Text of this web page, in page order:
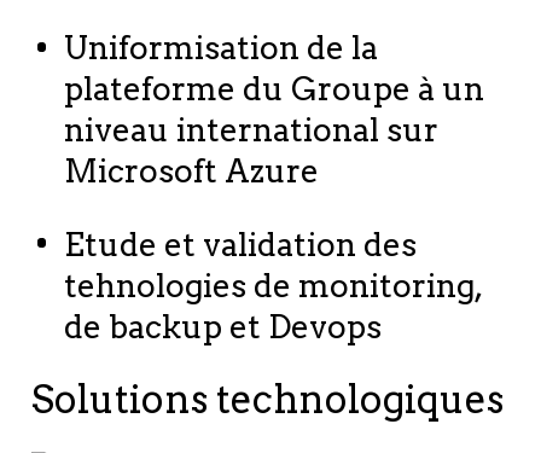
Uniformisation de la
plateforme du Groupe à un
niveau international sur
Microsoft Azure
Etude et validation des
tehnologies de monitoring,
de backup et Devops
Solutions technologiques